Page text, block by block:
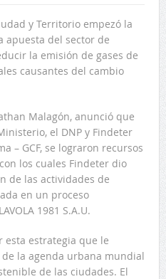
y Territorio empezó la
apuesta del sector de
la emisión de gases de
causantes del cambio
Malagón, anunció que
el DNP y Findeter
– GCF, se lograron recursos
los cuales Findeter dio
de las actividades de
en un proceso
1981 S.A.U.
esta estrategia que le
la agenda urbana mundial
de las ciudades. El